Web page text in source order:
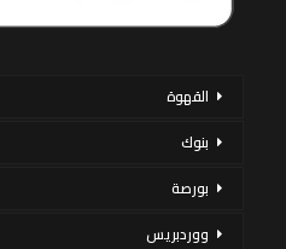
القهوة
بنوك
بورصة
ووردبريس